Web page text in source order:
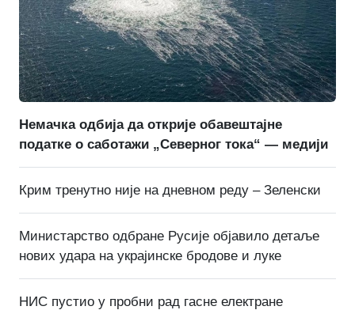
Немачка одбија да открије обавештајне
податке о саботажи „Северног тока“ — медији
Крим тренутно није на дневном реду – Зеленски
Министарство одбране Русије објавило детаље
нових удара на украјинске бродове и луке
НИС пустио у пробни рад гасне електране